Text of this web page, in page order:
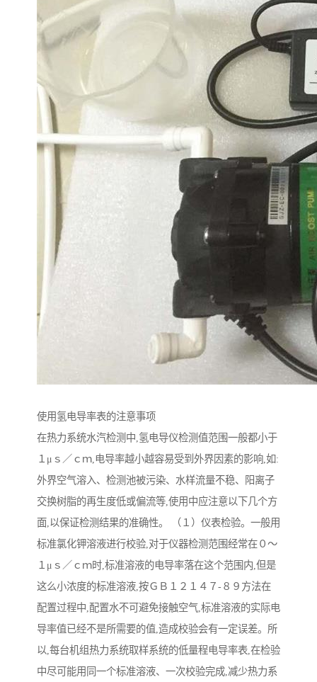
使用氢电导率表的注意事项
在热力系统水汽检测中,氢电导仪检测值范围一般都小于
１μｓ／ｃｍ,电导率越小越容易受到外界因素的影响,如:
外界空气溶入、检测池被污染、水样流量不稳、阳离子
交换树脂的再生度低或偏流等,使用中应注意以下几个方
面,以保证检测结果的准确性。 （１）仪表检验。一般用
标准氯化钾溶液进行校验,对于仪器检测范围经常在０～
１μｓ／ｃｍ时,标准溶液的电导率落在这个范围内,但是
这么小浓度的标准溶液,按ＧＢ１２１４７-８９方法在
配置过程中,配置水不可避免接触空气,标准溶液的实际电
导率值已经不是所需要的值,造成校验会有一定误差。所
以,每台机组热力系统取样系统的低量程电导率表,在检验
中尽可能用同一个标准溶液、一次校验完成,减少热力系